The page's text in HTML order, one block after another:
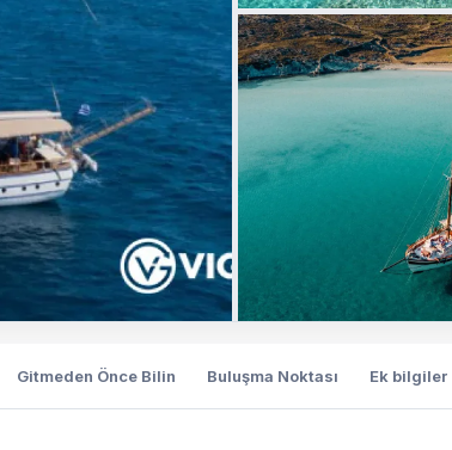
Gitmeden Önce Bilin Buluşma Noktası Ek bilgiler